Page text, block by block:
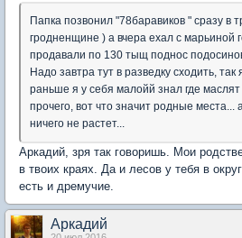
Папка позвонил "78баравиков " сразу в
гродненщине ) а вчера ехал с марьиной
продавали по 130 тыщ поднос
Надо завтра тут в разведку сходить,
раньше я у себя малойй знал где
прочего, вот что значит родные места...
ничего не растет...
Аркадий, зря так говоришь. Мои
в твоих краях. Да и лесов у тебя в
есть и дремучие.
Аркадий